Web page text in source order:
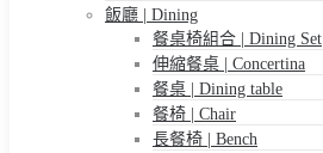
飯廳 | Dining
餐桌椅組合 | Dining Set
伸縮餐桌 | Concertina
餐桌 | Dining table
餐椅 | Chair
長餐椅 | Bench